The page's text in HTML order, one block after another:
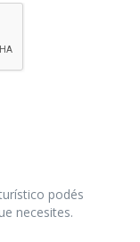
podés
necesites.